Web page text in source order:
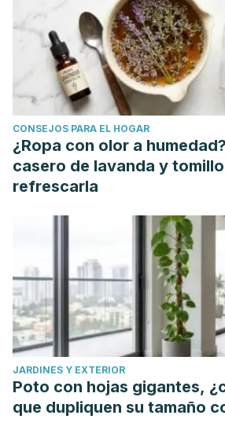
pareja como Síndrome de Artemisa:
Terapia Psicológica, Vol.36(3).
doi: http://dx.doi.org/10.4067/
Galán, A. (2010). El apego: Más allá
inspirador.Revista de La Asociación
Neuropsiquiatría, Vol.30(4).doi:
https://doi.org/10.4321/s0211-
Shelley A. Riggs & Patricia Kaminski
Emotional Abuse, Adult Attachment,
Journal of Aggression,
75-104.doi:
https://doi.org/10.1080/
Forward S. (1997). Emotional
your life use fear, obligation, and
New York, NY: HarperCollins
Karnani SR, et al. (2019).
blackmail in couple relationships in
10.1037/cfp0000126
CONSEJOS PARA EL HOGAR
¿Ropa con olor a
casero de lavanda y
refrescarla
JARDINES Y EXTERIOR
Poto con hojas gigantes,
que dupliquen su tamaño